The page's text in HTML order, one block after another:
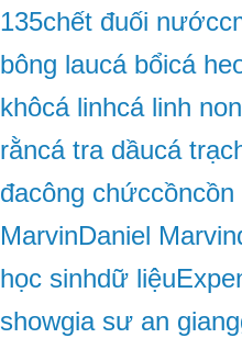
135chết đuối nước
bông laucá bổicá
khôcá linhcá linh non
rằncá tra dầucá
đacông chứccồncồn
MarvinDaniel Marvin
học sinhdữ liệu
showgia sư an giang